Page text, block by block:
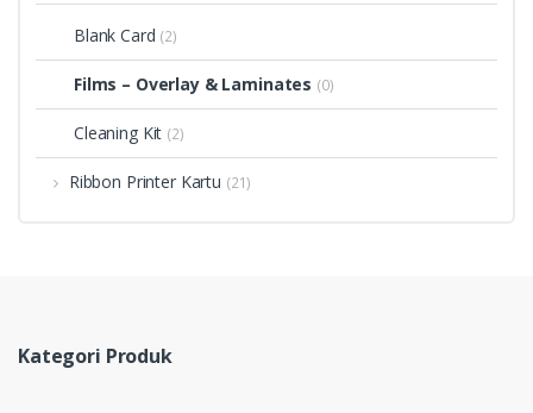
Blank Card (2)
Films – Overlay & Laminates (0)
Cleaning Kit (2)
Ribbon Printer Kartu (21)
Kategori Produk